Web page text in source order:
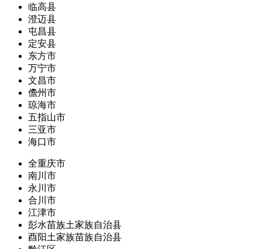
临高县
澄迈县
屯昌县
定安县
东方市
万宁市
文昌市
儋州市
琼海市
五指山市
三亚市
海口市
全重庆市
南川市
永川市
合川市
江津市
彭水苗族土家族自治县
酉阳土家族苗族自治县